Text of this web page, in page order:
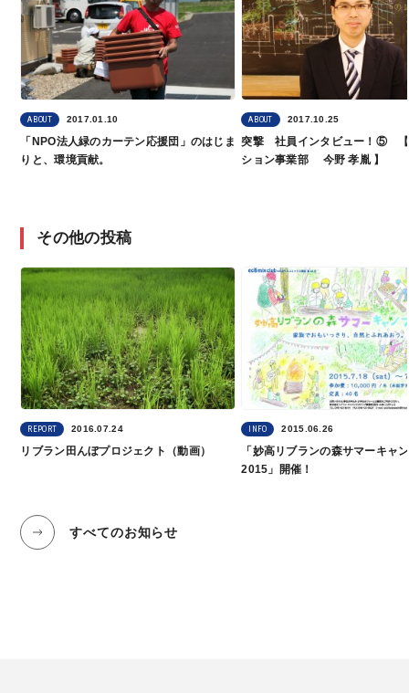
ABOUT 2017.01.10
「NPO法人緑のカーテン応援団」のはじま
りと、環境貢献。
ABOUT 2017.10.25
突撃 社員インタビュー！⑤ 【
ション事業部 今野 孝胤 】
その他の投稿
REPORT 2016.07.24
リブラン田んぼプロジェクト（動画）
INFO 2015.06.26
「妙高リブランの森サマーキャ
2015」開催！
すべてのお知らせ